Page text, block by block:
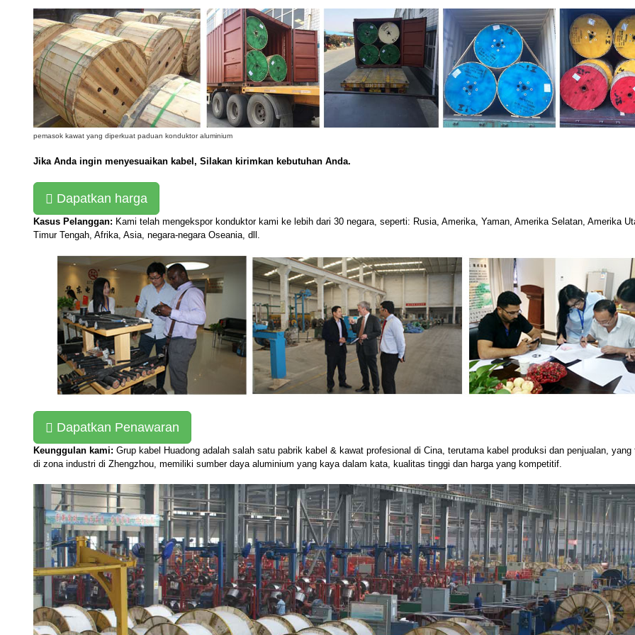
pemasok kawat yang diperkuat paduan konduktor aluminium
Jika Anda ingin menyesuaikan kabel, Silakan kirimkan kebutuhan Anda.
Dapatkan harga
Kasus Pelanggan: Kami telah mengekspor konduktor kami ke lebih dari 30 negara, seperti: Rusia, Amerika, Yaman, Amerika Selatan, Amerika
Timur Tengah, Afrika, Asia, negara-negara Oseania, dll.
Dapatkan Penawaran
Keunggulan kami: Grup kabel Huadong adalah salah satu pabrik kabel & kawat profesional di Cina, terutama kabel produksi dan penjualan, yang
di zona industri di Zhengzhou, memiliki sumber daya aluminium yang kaya dalam kata, kualitas tinggi dan harga yang kompetitif.